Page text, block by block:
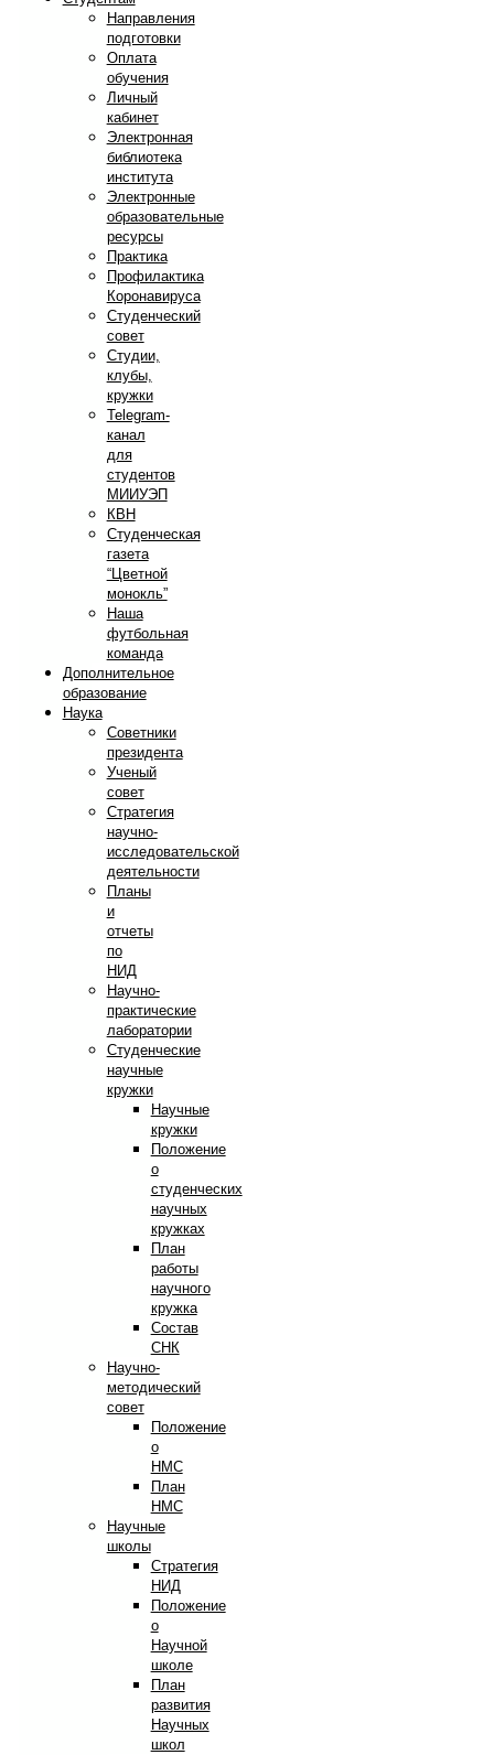
Направления
подготовки
Оплата
обучения
Личный
кабинет
Электронная
библиотека
института
Электронные
образовательные
ресурсы
Практика
Профилактика
Коронавируса
Студенческий
совет
Студии,
клубы,
кружки
Telegram-
канал
для
студентов
МИИУЭП
КВН
Студенческая
газета
“Цветной
монокль”
Наша
футбольная
команда
Дополнительное
образование
Наука
Советники
президента
Ученый
совет
Стратегия
научно-
исследовательской
деятельности
Планы
и
отчеты
по
НИД
Научно-
практические
лаборатории
Студенческие
научные
кружки
Научные
кружки
Положение
о
студенческих
научных
кружках
План
работы
научного
кружка
Состав
СНК
Научно-
методический
совет
Положение
о
НМС
План
НМС
Научные
школы
Стратегия
НИД
Положение
о
Научной
школе
План
развития
Научных
школ